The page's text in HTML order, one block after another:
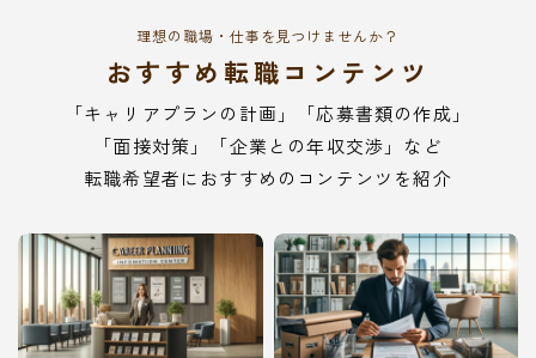
理想の職場・仕事を見つけませんか？
おすすめ転職コンテンツ
「キャリアプランの計画」「応募書類の作成」
「面接対策」「企業との年収交渉」など
転職希望者におすすめのコンテンツを紹介